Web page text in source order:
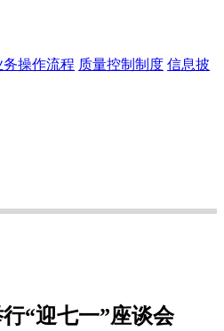
务操作流程 质量控制制度 信息披
“迎七一”座谈会